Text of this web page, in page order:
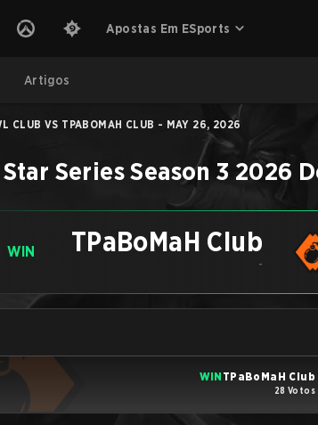
Apostas Em ESports
Artigos
CLUB VS TPABOMAH CLUB - MAY 26, 2026
Series Season 3 2026
WIN TPaBoMaH Club
-
WIN TPaBoMaH Club
28 Votos